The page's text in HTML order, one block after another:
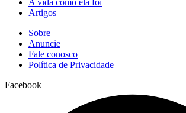
A vida como ela foi
Artigos
Sobre
Anuncie
Fale conosco
Política de Privacidade
Facebook